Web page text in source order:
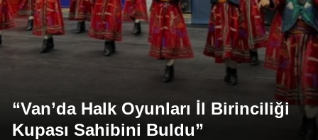
“Van’da Halk Oyunları İl Birinciliği
Kupası Sahibini Buldu”